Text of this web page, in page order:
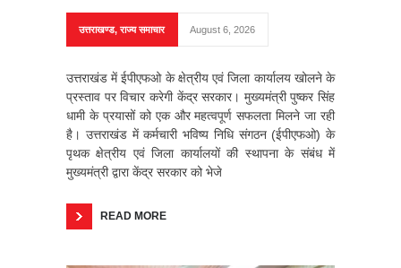
उत्तराखण्ड,राज्य समाचार August 6, 2026
उत्तराखंड में ईपीएफओ के क्षेत्रीय एवं जिला कार्यालय खोलने के
प्रस्ताव पर विचार करेगी केंद्र सरकार। मुख्यमंत्री पुष्कर सिंह
धामी के प्रयासों को एक और महत्वपूर्ण सफलता मिलने जा रही
है। उत्तराखंड में कर्मचारी भविष्य निधि संगठन (ईपीएफओ) के
पृथक क्षेत्रीय एवं जिला कार्यालयों की स्थापना के संबंध में
मुख्यमंत्री द्वारा केंद्र सरकार को भेजे
READ MORE